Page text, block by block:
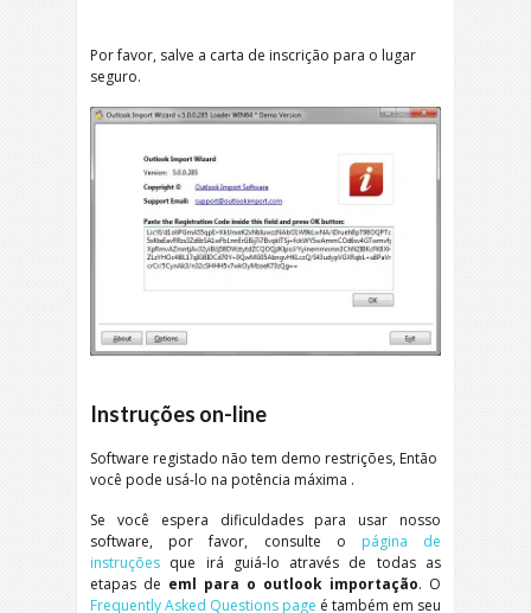
Por favor, salve a carta de inscrição para o lugar
seguro.
Instruções on-line
Software registado não tem demo restrições, Então
você pode usá-lo na potência máxima .
Se você espera dificuldades para usar nosso
software, por favor, consulte o página de
instruções que irá guiá-lo através de todas as
etapas de eml para o outlook importação. O
Frequently Asked Questions page é também em seu